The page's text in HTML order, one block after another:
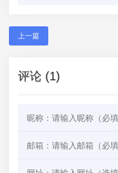
上一篇
评论 (1)